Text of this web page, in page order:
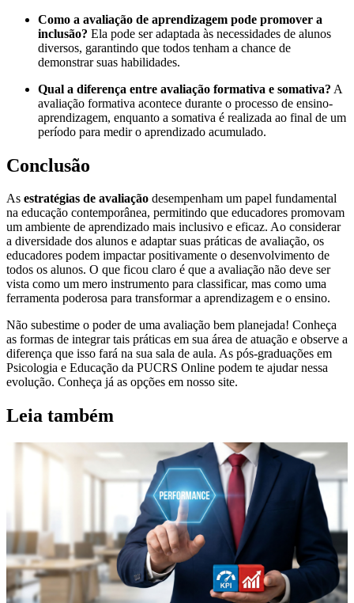
Como a avaliação de aprendizagem pode promover a
inclusão? Ela pode ser adaptada às necessidades de alunos
diversos, garantindo que todos tenham a chance de
demonstrar suas habilidades.
Qual a diferença entre avaliação formativa e somativa? A
avaliação formativa acontece durante o processo de ensino-
aprendizagem, enquanto a somativa é realizada ao final de um
período para medir o aprendizado acumulado.
Conclusão
As estratégias de avaliação desempenham um papel fundamental
na educação contemporânea, permitindo que educadores promovam
um ambiente de aprendizado mais inclusivo e eficaz. Ao considerar
a diversidade dos alunos e adaptar suas práticas de avaliação, os
educadores podem impactar positivamente o desenvolvimento de
todos os alunos. O que ficou claro é que a avaliação não deve ser
vista como um mero instrumento para classificar, mas como uma
ferramenta poderosa para transformar a aprendizagem e o ensino.
Não subestime o poder de uma avaliação bem planejada! Conheça
as formas de integrar tais práticas em sua área de atuação e observe a
diferença que isso fará na sua sala de aula. As pós-graduações em
Psicologia e Educação da PUCRS Online podem te ajudar nessa
evolução. Conheça já as opções em nosso site.
Leia também